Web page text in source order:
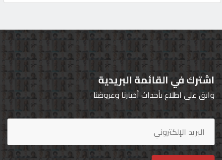
اشترك في القائمة البريدية
وابق على اطلاع بأحداث أخبارنا وعروضنا